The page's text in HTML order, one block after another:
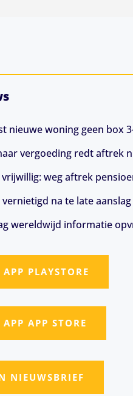
nieuwe woning geen box
vergoeding redt aftrek
weg aftrek
na te late aanslag
wereldwijd informatie
PLAYSTORE
APP STORE
NIEUWSBRIEF